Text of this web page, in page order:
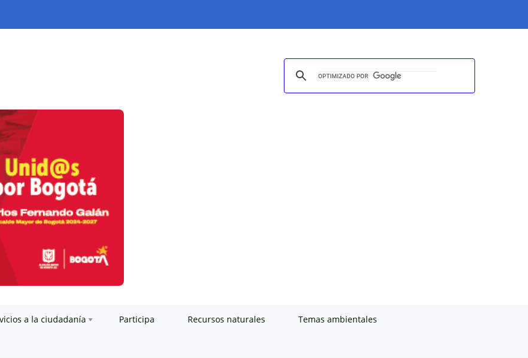
a la ciudadanía Participa Recursos naturales Temas ambientales